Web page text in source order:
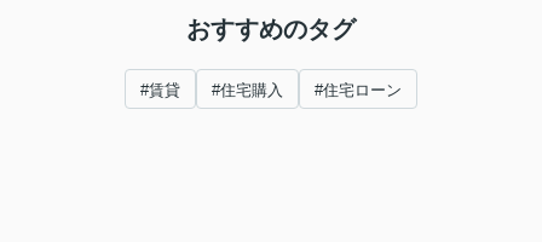
おすすめのタグ
#賃貸 #住宅購入 #住宅ローン